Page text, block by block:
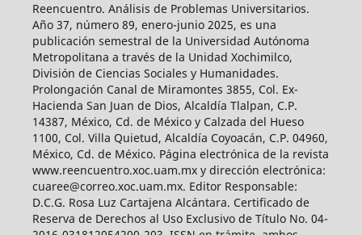
Reencuentro. Análisis de Problemas Universitarios.
Año 37, número 89, enero-junio 2025, es una
publicación semestral de la Universidad Autónoma
Metropolitana a través de la Unidad Xochimilco,
División de Ciencias Sociales y Humanidades.
Prolongación Canal de Miramontes 3855, Col. Ex-
Hacienda San Juan de Dios, Alcaldía Tlalpan, C.P.
14387, México, Cd. de México y Calzada del Hueso
1100, Col. Villa Quietud, Alcaldía Coyoacán, C.P. 04960,
México, Cd. de México. Página electrónica de la revista
www.reencuentro.xoc.uam.mx y dirección electrónica:
cuaree@correo.xoc.uam.mx. Editor Responsable:
D.C.G. Rosa Luz Cartajena Alcántara. Certificado de
Reserva de Derechos al Uso Exclusivo de Título No. 04-